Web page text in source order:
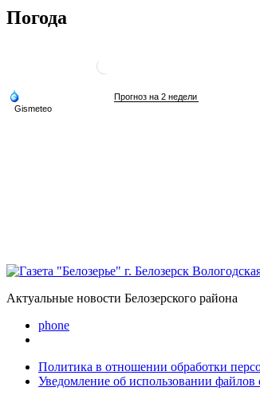
Погода
Актуальные новости Белозерского района
phone
Политика в отношении обработки
Уведомление об использовании файлов